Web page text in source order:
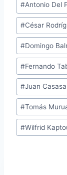
de
la
entrada:
#Antonio Del
#César
#Domingo
#Fernando
#Juan
#Tomás
#Wilfrid